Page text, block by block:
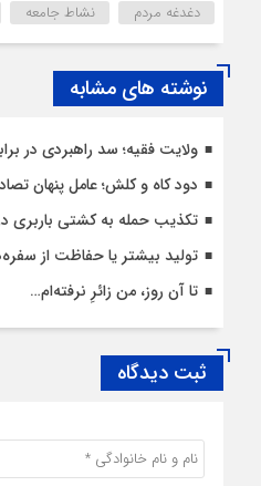
دغدغه مردم
نشاط جامعه
نوشته های مشابه
ولایت فقیه؛ سد راهبردی در
دود کاه و کلش؛ عامل پنهان
تکذیب حمله به کشتی باربری
تولید بیشتر یا حفاظت از
تا آن روز، من زائرِ نرفته‌ام…
ثبت دیدگاه